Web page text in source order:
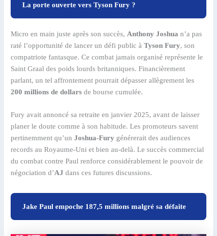
La porte ouverte vers Tyson Fury ?
Micro en main juste après son succès, Anthony Joshua n’a pas
raté l’opportunité de lancer un défi public àTyson Fury, son
compatriote fantasque. Ce combat jamais organisé représente le
Saint Graal des poids lourds britanniques. Financièrement
parlant, un tel affrontement pourrait dépasser allègrement les
200 millions de dollars de bourse cumulée.
Fury avait annoncé sa retraite en janvier 2025, avant de laisser
planer le doute comme à son habitude. Les promoteurs savent
pertinemment qu’unJoshua-Fury générerait des audiences
records au Royaume-Uni et bien au-delà. Le succès commercial
du combat contre Paul renforce considérablement le pouvoir de
négociation d’AJ dans ces futures discussions.
Jake Paul empoche 187,5 millions malgré sa défaite